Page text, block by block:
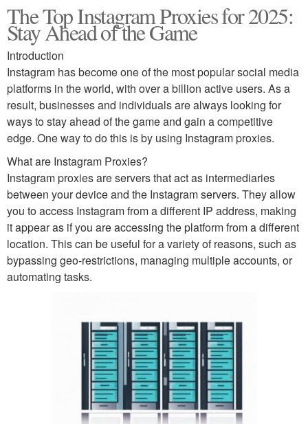
The Top Instagram Proxies for 2025:
Stay Ahead of the Game
Introduction
Instagram has become one of the most popular social media
platforms in the world, with over a billion active users. As a
result, businesses and individuals are always looking for
ways to stay ahead of the game and gain a competitive
edge. One way to do this is by using Instagram proxies.
What are Instagram Proxies?
Instagram proxies are servers that act as intermediaries
between your device and the Instagram servers. They allow
you to access Instagram from a different IP address, making
it appear as if you are accessing the platform from a different
location. This can be useful for a variety of reasons, such as
bypassing geo-restrictions, managing multiple accounts, or
automating tasks.